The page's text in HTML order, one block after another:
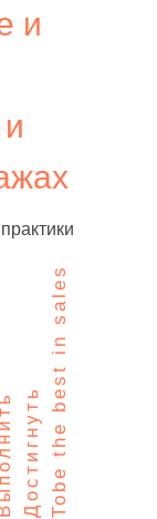
и
ВыполнитьДостигнутьTobe the best in sales